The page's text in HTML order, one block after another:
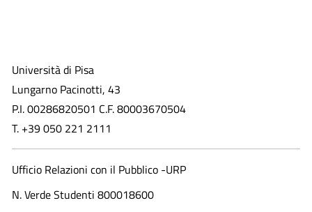
Università di Pisa
Lungarno Pacinotti, 43
P.I. 00286820501 C.F. 80003670504
T. +39 050 221 2111
Ufficio Relazioni con il Pubblico -URP
N. Verde Studenti 800018600​